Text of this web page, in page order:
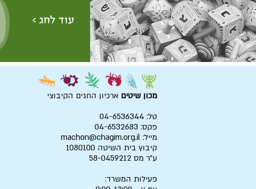
עוד לחג >
מכון שיטים ארכיון החגים הקיבוצי
טל: 04-6536344
פקס: 04-6532683
מייל: machon@chagim.org.il
קיבוץ בית השיטה 1080100
ע"ר מס 58-0459212
פעילות המשרד: